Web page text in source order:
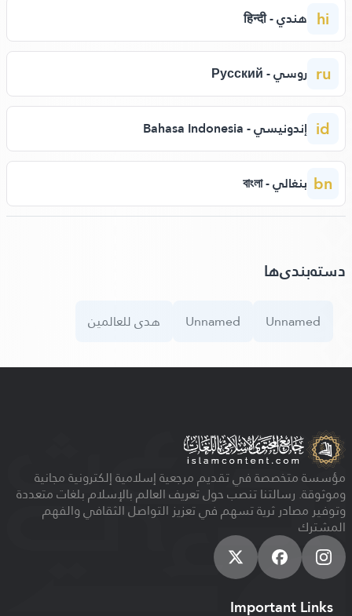
hi هندي - हिन्दी
ru روسي - Русский
id إندونيسي - Bahasa Indonesia
bn بنغالي - বাংলা
دسته‌بندی‌ها
Unnamed
Unnamed هدى للعالمين
مؤسسة متخصصة في تقديم مرجعية إسلامية إلكترونية مجانية
وموثوقة. رسالتنا تنصب حول تعريف العالم بالإسلام بلغات متعددة
وتوفير مصادر ثرية تسهم في تعزيز التواصل الثقافي والفهم
المشترك
Important Links